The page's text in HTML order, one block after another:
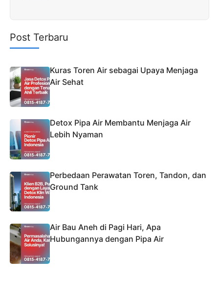
Post Terbaru
Kuras Toren Air sebagai Upaya Menjaga
Air Sehat
Detox Pipa Air Membantu Menjaga Air
Lebih Nyaman
Perbedaan Perawatan Toren, Tandon, dan
Ground Tank
Air Bau Aneh di Pagi Hari, Apa
Hubungannya dengan Pipa Air